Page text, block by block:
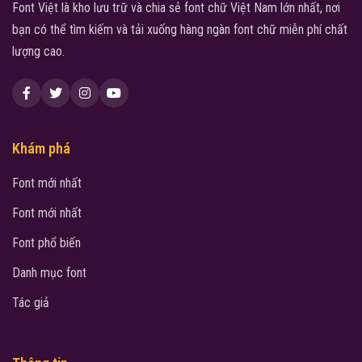
Font Việt là kho lưu trữ và chia sẻ font chữ Việt Nam lớn nhất, nơi
bạn có thể tìm kiếm và tải xuống hàng ngàn font chữ miễn phí chất
lượng cao.
Khám phá
Font mới nhất
Font mới nhất
Font phổ biến
Danh mục font
Tác giả